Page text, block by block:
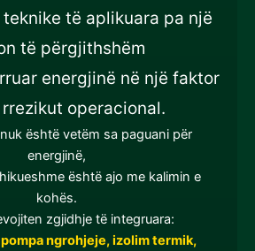
të aplikuara pa një
të përgjithshëm
energjinë në një faktor
operacional.
është vetëm sa paguani për
energjinë,
është ajo me kalimin e
kohës.
zgjidhje të integruara:
ngrohjeje, izolim termik,